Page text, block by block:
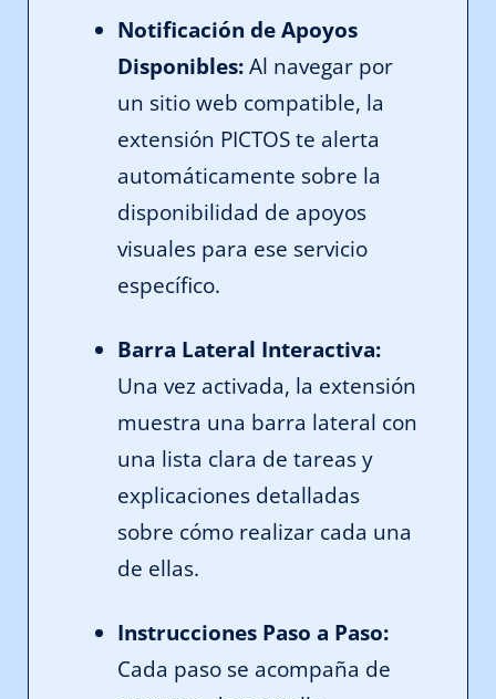
Notificación de Apoyos
Disponibles:Al navegar por
un sitio web compatible, la
extensión PICTOS te alerta
automáticamente sobre la
disponibilidad de apoyos
visuales para ese servicio
específico.
Barra Lateral Interactiva:
Una vez activada, la extensión
muestra una barra lateral con
una lista clara de tareas y
explicaciones detalladas
sobre cómo realizar cada una
de ellas.
Instrucciones Paso a Paso:
Cada paso se acompaña de